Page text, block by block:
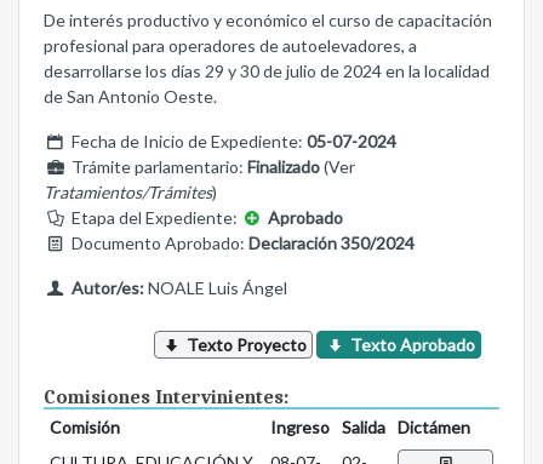
De interés productivo y económico el curso de capacitación
profesional para operadores de autoelevadores, a
desarrollarse los días 29 y 30 de julio de 2024 en la localidad
de San Antonio Oeste.
Fecha de Inicio de Expediente: 05-07-2024
Trámite parlamentario: Finalizado(Ver
Tratamientos/Trámites)
Etapa del Expediente:
Aprobado
Documento Aprobado: Declaración 350/2024
Autor/es:NOALE Luis Ángel
Texto Proyecto Texto Aprobado
Comisiones Intervinientes:
Comisión Ingreso Salida
Dictámen